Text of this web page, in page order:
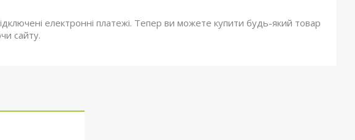
електронні платежі. Тепер ви можете купити будь-який товар
сайту.